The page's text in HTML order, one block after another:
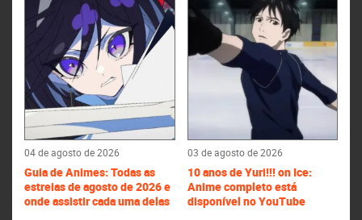
04 de agosto de 2026
Guia de Animes: Todas as
estreias de agosto de 2026 e
onde assistir cada uma delas
03 de agosto de 2026
10 anos de Yuri!!! on Ice:
Anime completo está
disponível no YouTube